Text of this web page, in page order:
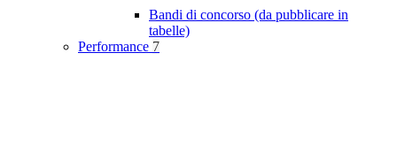
Bandi di concorso (da pubblicare in
tabelle)
Performance 7